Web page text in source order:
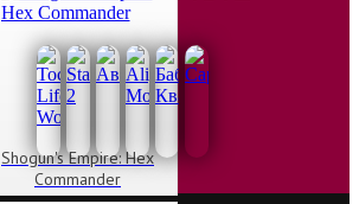
Shogun's Empire: Hex
Commander